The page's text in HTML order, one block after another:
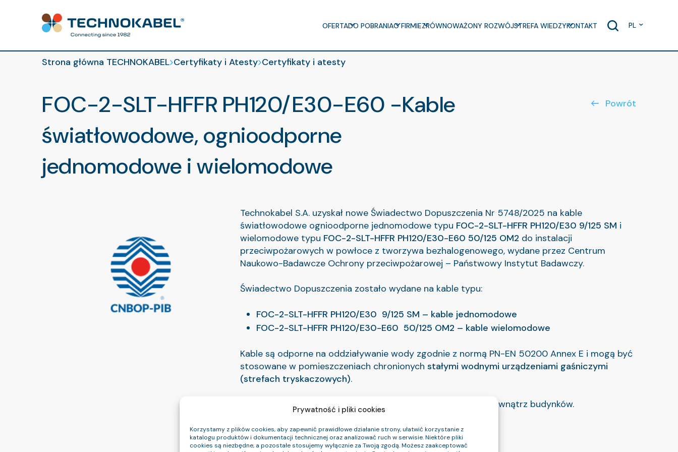
Prywatność i pliki cookies
Korzystamy z plików cookies, aby zapewnić prawidłowe działanie strony, ułatwić korzystanie z
katalogu produktów i dokumentacji technicznej oraz analizować ruch w serwisie. Niektóre pliki
cookies są niezbędne, a pozostałe stosujemy wyłącznie za Twoją zgodą. Możesz zaakceptować
OFERTADO POBRANIAO FIRMIEZRÓWNOWAŻONY ROZWÓJSTREFA WIEDZYKONTAKT PL
Strona główna TECHNOKABEL Certyfikaty i Atesty Certyfikaty i atesty
FOC-2-SLT-HFFR PH120/E30-E60 -Kable
światłowodowe, ognioodporne
jednomodowe i wielomodowe
Powrót
Technokabel S.A. uzyskał nowe Świadectwo Dopuszczenia Nr 5748/2025 na kable
światłowodowe ognioodporne jednomodowe typu FOC-2-SLT-HFFR PH120/E30 9/125 SM i
wielomodowe typu FOC-2-SLT-HFFR PH120/E30-E60 50/125 OM2 do instalacji
przeciwpożarowych w powłoce z tworzywa bezhalogenowego, wydane przez Centrum
Naukowo-Badawcze Ochrony przeciwpożarowej – Państwowy Instytut Badawczy.
Świadectwo Dopuszczenia zostało wydane na kable typu:
FOC-2-SLT-HFFR PH120/E30 9/125 SM – kable jednomodowe
FOC-2-SLT-HFFR PH120/E30-E60 50/125 OM2 – kable wielomodowe
Kable są odporne na oddziaływanie wody zgodnie z normą PN-EN 50200 Annex E i mogą być
stosowane w pomieszczeniach chronionych stałymi wodnymi urządzeniami gaśniczymi
(strefach tryskaczowych).
Kable przeznaczone są do instalacji na stałe wewnątrz i na zewnątrz budynków.